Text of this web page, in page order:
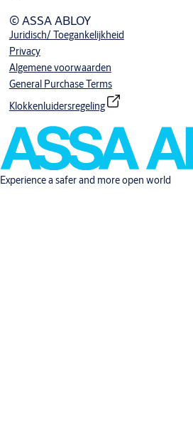
© ASSA ABLOY
Juridisch/ Toegankelijkheid
Privacy
Algemene voorwaarden
General Purchase Terms
Klokkenluidersregeling
Experience a safer and more open world